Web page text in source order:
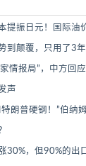
到颠覆，只用了3年
情报局”，中方回应
声